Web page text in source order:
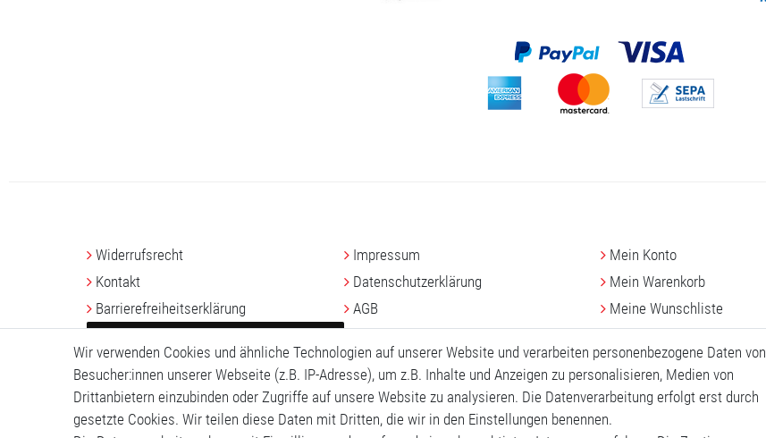
Widerrufs­recht
Kontakt
Barrierefreiheitserklärung
VERTRAG WIDERRUFEN
Impressum
Daten­schutz­erklärung
AGB
Mein Konto
Mein Warenkorb
Meine Wunschliste
Wir verwenden Cookies und ähnliche Technologien auf unserer Website und verarbeiten personenbezogene Daten von
Besucher:innen unserer Webseite (z.B. IP-Adresse), um z.B. Inhalte und Anzeigen zu personalisieren, Medien von
Drittanbietern einzubinden oder Zugriffe auf unsere Website zu analysieren. Die Datenverarbeitung erfolgt erst durch
gesetzte Cookies. Wir teilen diese Daten mit Dritten, die wir in den Einstellungen benennen.